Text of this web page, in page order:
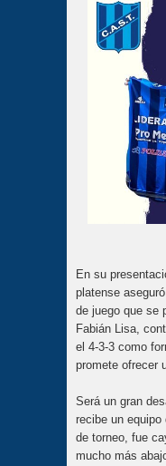
En su
platense
de juego que se
Fabián Lisa,
el 4-3-3 como
promete ofrecer
Será un gran
recibe un
de torneo, fue
mucho más